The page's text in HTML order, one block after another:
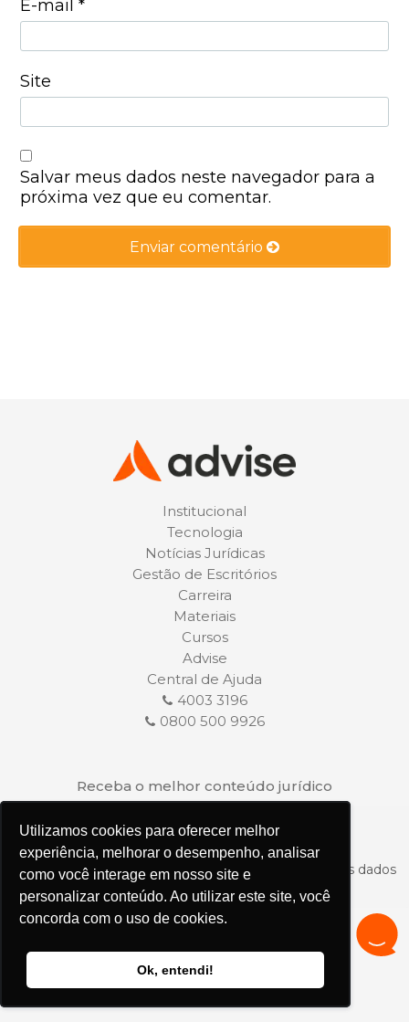
Utilizamos cookies para oferecer melhor
experiência, melhorar o desempenho, analisar
como você interage em nosso site e
personalizar conteúdo. Ao utilizar este site, você
concorda com o uso de cookies.
Ok, entendi!
Utilizamos cookies para oferecer melhor
experiência, melhorar o desempenho, analisar
como você interage em nosso site e
personalizar conteúdo. Ao utilizar este site, você
concorda com o uso de cookies.
Ok, entendi!
E-mail*
Site
Salvar meus dados neste navegador para a
próxima vez que eu comentar.
Institucional
Tecnologia
Notícias Jurídicas
Gestão de Escritórios
Carreira
Materiais
Cursos
Advise
Central de Ajuda
4003 3196
0800 500 9926
Receba o melhor conteúdo jurídico
Ao clicar em receber,autorizo o tratamento dos dados
pessoais conforme o
Termo de Consentimento.